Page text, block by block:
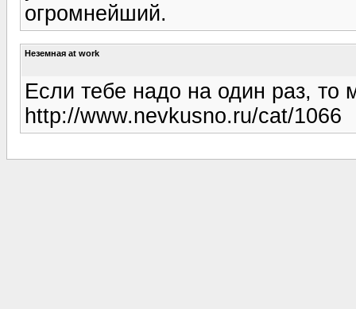
огромнейший.
Неземная at work
Если тебе надо на один раз, то
http://www.nevkusno.ru/cat/1066